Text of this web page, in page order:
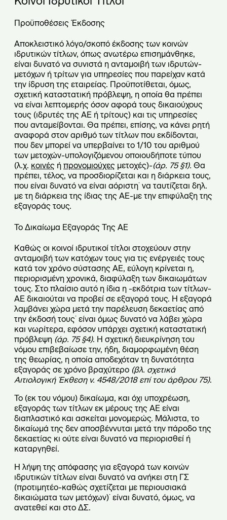
Προϋποθέσεις Έκδοσης
Αποκλειστικό λόγο/σκοπό έκδοσης των κοινών
ιδρυτικών τίτλων, όπως ανωτέρω επισημάνθηκε,
είναι δυνατό να συνιστά η ανταμοιβή των ιδρυτών-
μετόχων ή τρίτων για υπηρεσίες που παρείχαν κατά
την ίδρυση της εταιρείας. Προϋποτίθεται, όμως,
σχετική καταστατική πρόβλεψη, η οποία θα πρέπει
να είναι λεπτομερής όσον αφορά τους δικαιούχους
τους (ιδρυτές της ΑΕ ή τρίτους) και τις υπηρεσίες
που ανταμείβονται. Θα πρέπει, επίσης, να κάνει ρητή
αναφορά στον αριθμό των τίτλων που εκδίδονται,
που δεν μπορεί να υπερβαίνει το 1/10 του αριθμού
των μετοχών-υπολογιζόμενου οποιουδήποτε τύπου
(λ.χ. κοινές ή προνομιούχες μετοχές)-(άρ. 75 §1). Θα
πρέπει, τέλος, να προσδιορίζεται και η διάρκεια τους,
που είναι δυνατό να είναι αόριστη˙ να ταυτίζεται δηλ.
με τη διάρκεια της ίδιας της ΑΕ-με την επιφύλαξη της
εξαγοράς τους.
Το Δικαίωμα Εξαγοράς Της ΑΕ
Καθώς οι κοινοί ιδρυτικοί τίτλοι στοχεύουν στην
ανταμοιβή των κατόχων τους για τις ενέργειές τους
κατά τον χρόνο σύστασης ΑΕ, εύλογη κρίνεται η,
περιορισμένη χρονικά, διαφύλαξη των δικαιωμάτων
τους. Στο πλαίσιο αυτό η ίδια η -εκδότρια των τίτλων-
ΑΕ δικαιούται να προβεί σε εξαγορά τους. Η εξαγορά
λαμβάνει χώρα μετά την παρέλευση δεκαετίας από
την έκδοσή τους˙ είναι όμως δυνατό να λάβει χώρα
και νωρίτερα, εφόσον υπάρχει σχετική καταστατική
πρόβλεψη (άρ. 75 §4). Η σχετική διευκρίνηση του
νόμου επιβεβαίωσε την, ήδη, διαμορφωμένη θέση
της θεωρίας, η οποία αποδεχόταν τη δυνατότητα
εξαγοράς σε χρόνο βραχύτερο (βλ. σχετικά
Αιτιολογική Έκθεση ν. 4548/2018 επί του άρθρου 75).
Το (εκ του νόμου) δικαίωμα, και όχι υποχρέωση,
εξαγοράς των τίτλων εκ μέρους της ΑΕ είναι
διαπλαστικό και ασκείται μονομερώς. Μάλιστα, το
δικαίωμά της δεν αποσβέννυται μετά την πάροδο της
δεκαετίας κι ούτε είναι δυνατό να περιορισθεί ή
καταργηθεί.
Η λήψη της απόφασης για εξαγορά των κοινών
ιδρυτικών τίτλων είναι δυνατό να ανήκει στη ΓΣ
(προτιμητέο-καθώς σχετίζεται με περιουσιακά
δικαιώματα των μετόχων)˙ είναι δυνατό, όμως, να
ανατεθεί και στο ΔΣ.